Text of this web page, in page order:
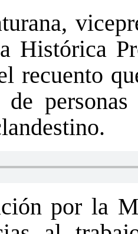
Histórica
recuento
por la